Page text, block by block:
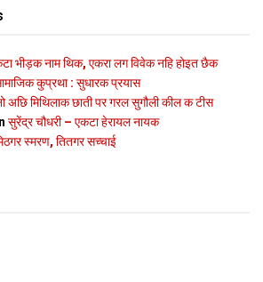
भीड़क नाम थिक, एकरा लग विवेक नहि होइत छैक
कुप्रथा : सुधारक प्रयास
अछि मिथिलाक छाती पर गरल सुगौली कील क टीस
सुरेंद्र चौधरी – एकटा हेरायल नायक
स्‍मरण, तितगर सच्‍चाई